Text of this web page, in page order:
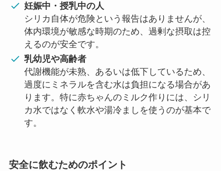
妊娠中・授乳中の人
シリカ自体が危険という報告はありませんが、
体内環境が敏感な時期のため、過剰な摂取は控
えるのが安全です。
乳幼児や高齢者
代謝機能が未熟、あるいは低下しているため、
過度にミネラルを含む水は負担になる場合があ
ります。特に赤ちゃんのミルク作りには、シリ
カ水ではなく軟水や湯冷ましを使うのが基本で
す。
安全に飲むためのポイント